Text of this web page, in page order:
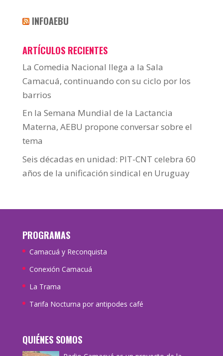
INFOAEBU
ARTÍCULOS RECIENTES
La Comedia Nacional llega a la Sala
Camacuá, continuando con su ciclo por los
barrios
En la Semana Mundial de la Lactancia
Materna, AEBU propone conversar sobre el
tema
Seis décadas en unidad: PIT-CNT celebra 60
años de la unificación sindical en Uruguay
PROGRAMAS
Camacuá y Reconquista
Conexión Camacuá
La Trama
Tarifa Nocturna por antipodes café
QUIÉNES SOMOS